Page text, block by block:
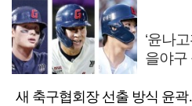
‘윤나
을야구
새 축구협회장 선출 방식 윤